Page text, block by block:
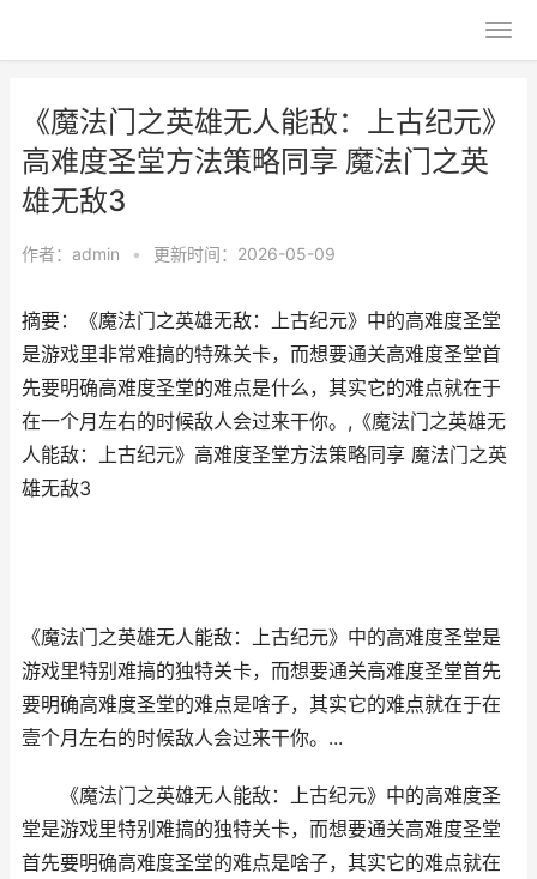
《魔法门之英雄无人能敌：上古纪元》
高难度圣堂方法策略同享 魔法门之英
雄无敌3
作者： admin • 更新时间：2026-05-09
摘要：《魔法门之英雄无敌：上古纪元》中的高难度圣堂
是游戏里非常难搞的特殊关卡，而想要通关高难度圣堂首
先要明确高难度圣堂的难点是什么，其实它的难点就在于
在一个月左右的时候敌人会过来干你。,《魔法门之英雄无
人能敌：上古纪元》高难度圣堂方法策略同享 魔法门之英
雄无敌3
《魔法门之英雄无人能敌：上古纪元》中的高难度圣堂是
游戏里特别难搞的独特关卡，而想要通关高难度圣堂首先
要明确高难度圣堂的难点是啥子，其实它的难点就在于在
壹个月左右的时候敌人会过来干你。...
《魔法门之英雄无人能敌：上古纪元》中的高难度圣
堂是游戏里特别难搞的独特关卡，而想要通关高难度圣堂
首先要明确高难度圣堂的难点是啥子，其实它的难点就在